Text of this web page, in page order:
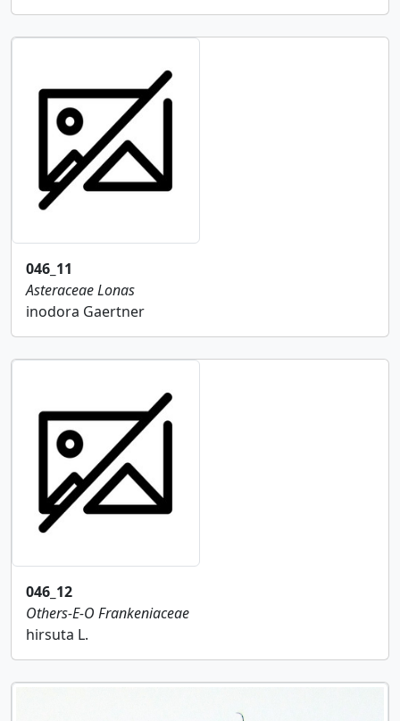
046_11
AsteraceaeLonas
inodora Gaertner
046_12
Others-E-O Frankeniaceae
hirsuta L.